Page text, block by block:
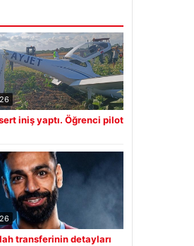
iniş yaptı. Öğrenci pilot
transferinin detayları